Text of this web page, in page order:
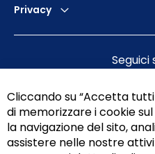
Privacy
Seguici
Cliccando su “Accetta
di memorizzare i cookie
la navigazione del sito,
assistere nelle nostre